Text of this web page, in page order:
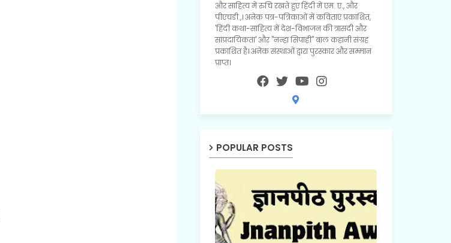
और साहित्य में रुचि रखते हुए हिंदी में एम. ए., और
पीएचडी.,। अनेक पत्र-पत्रिकाओं में कविताएं प्रकाशित,
'हिंदी कथा-साहित्य में देश-विभाजन की त्रासदी और
सांप्रदायिकता' और "नन्हा सिपाही" बाल कहानी संग्रह
प्रकाशित है। अनेक संस्थाओं द्वारा पुरस्कार और सम्मान
प्राप्त।
POPULAR POSTS